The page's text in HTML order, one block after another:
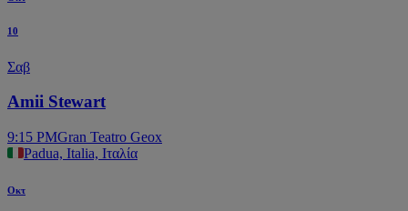
10
Σαβ
Amii Stewart
9:15 PMGran Teatro Geox
Padua, Italia, Ιταλία
Οκτ